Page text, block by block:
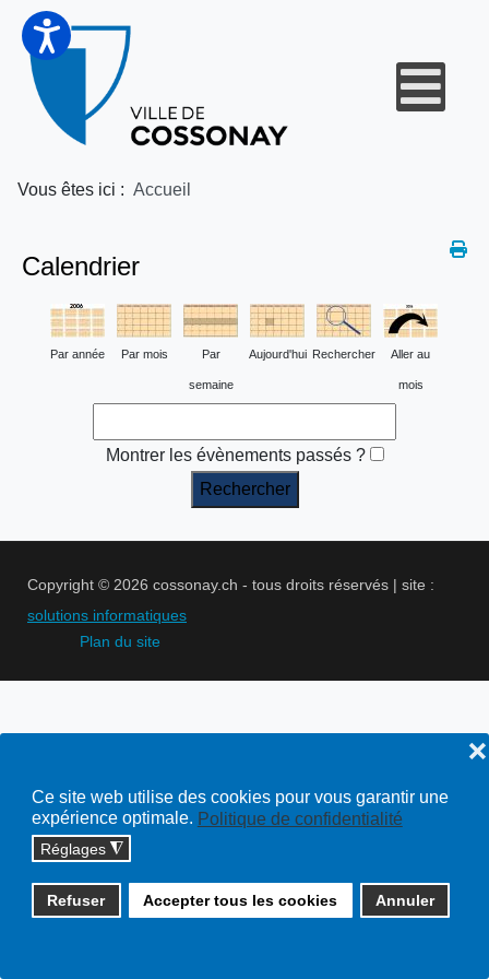
Ce site web utilise des cookies pour vous garantir une
expérience optimale. Politique de confidentialité
Réglages ◮
Refuser Accepter tous les cookies Annuler
❌
Vous êtes ici : Accueil
Calendrier
Par année Par mois Par
semaine
Aujourd'hui Rechercher Aller au
mois
Montrer les évènements passés ?
Copyright © 2026 cossonay.ch - tous droits réservés | site :
solutions informatiques
Plan du site